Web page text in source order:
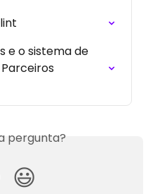
e o sistema de
pergunta?
😃